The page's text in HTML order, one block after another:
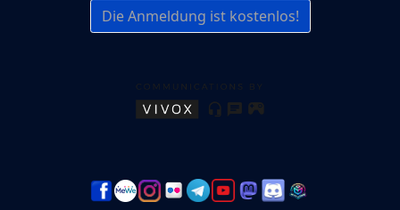
Die Anmeldung ist kostenlos!